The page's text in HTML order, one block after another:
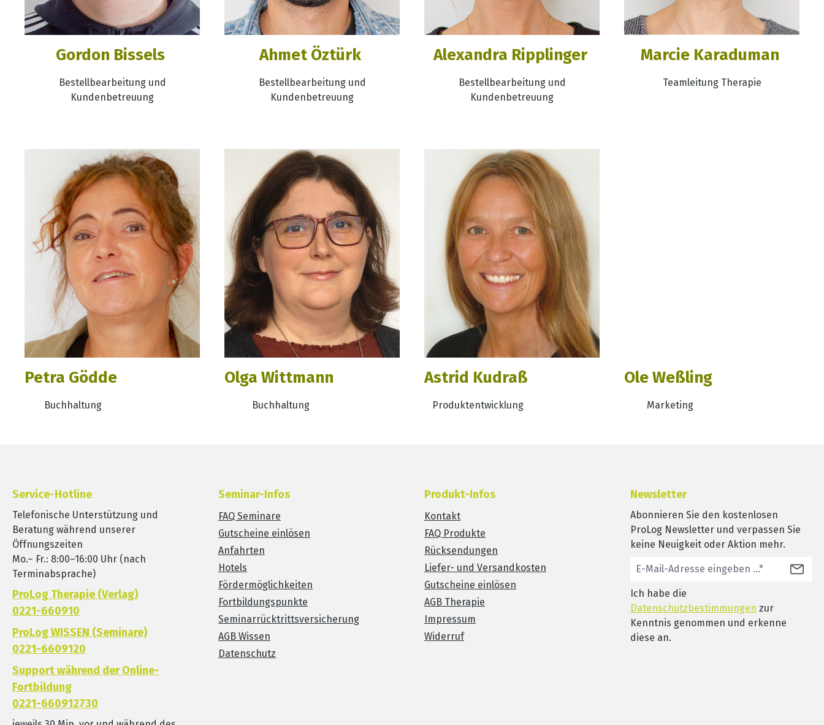
Gordon Bissels
Bestellbearbeitung und
Kundenbetreuung
Ahmet Öztürk
Bestellbearbeitung und
Kundenbetreuung
Alexandra Ripplinger
Bestellbearbeitung und
Kundenbetreuung
Marcie Karaduman
Teamleitung Therapie
Petra Gödde
Buchhaltung
Olga Wittmann
Buchhaltung
Astrid Kudraß
Produktentwicklung
Ole Weßling
Marketing
Service-Hotline
Telefonische Unterstützung und
Beratung während unserer
Öffnungszeiten
Mo.– Fr.: 8:00–16:00 Uhr (nach
Terminabsprache)
ProLog Therapie (Verlag)
0221-660910
ProLog WISSEN (Seminare)
0221-6609120
Support während der Online-
Fortbildung
0221-660912730
Seminar-Infos
FAQ Seminare
Gutscheine einlösen
Anfahrten
Hotels
Fördermöglichkeiten
Fortbildungspunkte
Seminarrücktrittsversicherung
AGB Wissen
Datenschutz
Produkt-Infos
Kontakt
FAQ Produkte
Rücksendungen
Liefer- und Versandkosten
Gutscheine einlösen
AGB Therapie
Impressum
Widerruf
Newsletter
Abonnieren Sie den kostenlosen
ProLog Newsletter und verpassen Sie
keine Neuigkeit oder Aktion mehr.
Ich habe die
Datenschutzbestimmungen zur
Kenntnis genommen und erkenne
diese an.